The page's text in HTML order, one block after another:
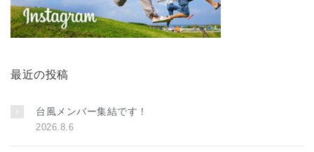
最近の投稿
台風メンバー集結です！
2026.8.6